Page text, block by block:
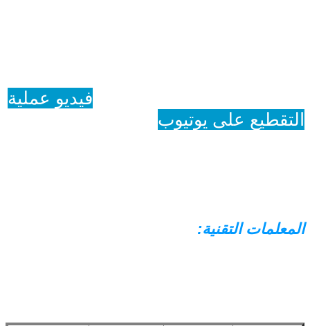
فيديو عملية
التقطيع على يوتيوب
المعلمات التقنية: